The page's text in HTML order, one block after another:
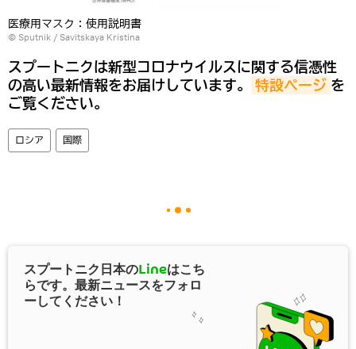
医療用マスク：使用説明書
© Sputnik / Savitskaya Kristina
スプートニクは新型コロナウイルスに関する信憑性
の高い最新情報をお届けしています。
特設ページ を
ご覧ください。
ロシア 国際
スプートニク日本のLineはこち
らです。最新ニュースをフォロ
ーしてください！